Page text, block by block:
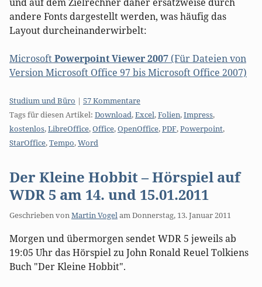
andere Fonts dargestellt werden, was häufig das
Layout durcheinanderwirbelt:
MicrosoftPowerpoint Viewer 2007 (Für Dateien von
Version Microsoft Office 97 bis Microsoft Office 2007)
Kategorien:
Studium und Büro | 57 Kommentare
Tags für diesen Artikel: Download,Excel,Folien,Impress,
kostenlos,LibreOffice,Office,OpenOffice,PDF,Powerpoint,
StarOffice,Tempo,Word
Der Kleine Hobbit – Hörspiel auf
WDR 5 am 14. und 15.01.2011
Geschrieben vonMartin VogelamDonnerstag, 13. Januar 2011
Morgen und übermorgen sendet WDR 5 jeweils ab
19:05 Uhr das Hörspiel zu John Ronald Reuel Tolkiens
Buch "Der Kleine Hobbit".